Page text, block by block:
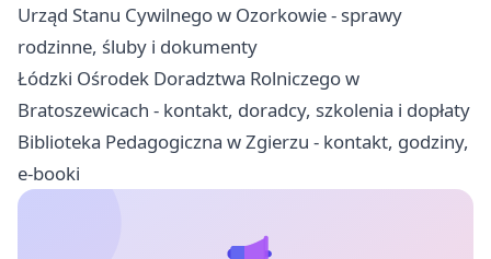
Urząd Stanu Cywilnego w Ozorkowie - sprawy
rodzinne, śluby i dokumenty
Łódzki Ośrodek Doradztwa Rolniczego w
Bratoszewicach - kontakt, doradcy, szkolenia i dopłaty
Biblioteka Pedagogiczna w Zgierzu - kontakt, godziny,
e-booki